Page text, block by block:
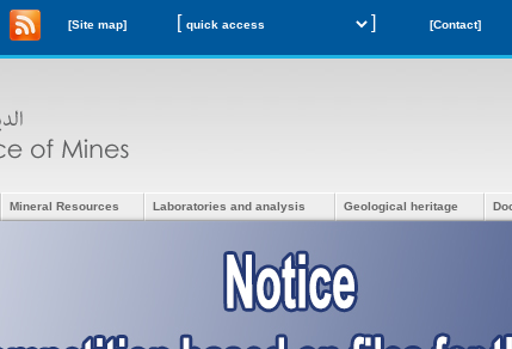
[Site map] [ ] [Contact]
Mineral Resources Laboratories and analysis Geological heritage